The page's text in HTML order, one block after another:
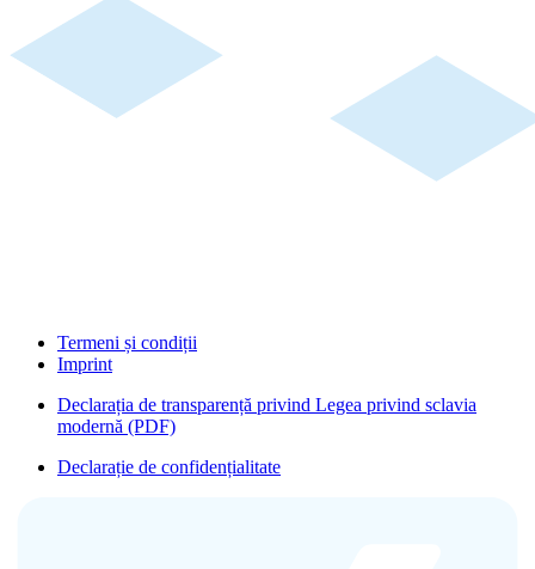
Termeni și condiții
Imprint
Declarația de transparență privind Legea privind sclavia
modernă (PDF)
Declarație de confidențialitate